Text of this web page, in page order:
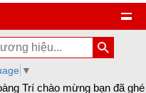
▼
mừng bạn đã ghé thăm